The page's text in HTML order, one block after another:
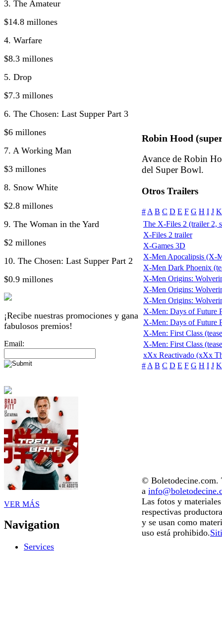
3. The Amateur
$14.8 millones
4. Warfare
$8.3 millones
5. Drop
$7.3 millones
6. The Chosen: Last Supper Part 3
$6 millones
7. A Working Man
$3 millones
8. Snow White
$2.8 millones
9. The Woman in the Yard
$2 millones
10. The Chosen: Last Supper Part 2
$0.9 millones
¡Recibe nuestras promociones y gana
fabulosos premios!
Email:
VER MÁS
Navigation
Services
Robin Hood
Avance de Robin
del Super Bowl.
Otros Trailers
# A B C D E F G H I J K
The X-Files 2 (trailer 2,
X-Files 2 trailer
X-Games 3D
X-Men Apocalipsis (X-
X-Men Dark Phoenix
X-Men Origins:
X-Men Origins:
X-Men Origins:
X-Men: Days of Future
X-Men: Days of Future
X-Men: First Class
X-Men: First Class
xXx Reactivado (xXx
# A B C D E F G H I J K
© Boletodecine.com.
a
Las fotos y
respectivas
y se usan como
uso está prohibido.